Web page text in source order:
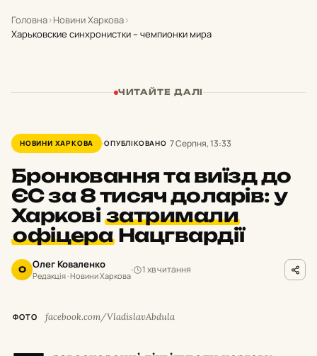
Головна›Новини Харкова›
Харьковские синхронистки – чемпионки мира
ЧИТАЙТЕ ДАЛІ
НОВИНИ ХАРКОВА ОПУБЛІКОВАНО 7 Серпня, 13:33
Бронювання та виїзд до
ЄС за 8 тисяч доларів: у
Харкові затримали
офіцераНацгвардії
О Олег Коваленко
Редакція · Новини Харкова
1 хв читання
ФОТО facebook.com/VladislavAbdula